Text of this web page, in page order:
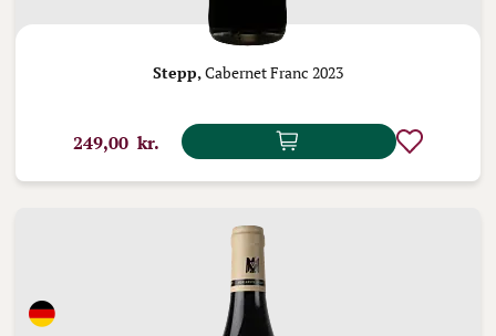
Stepp, Cabernet Franc 2023
249,00 kr.